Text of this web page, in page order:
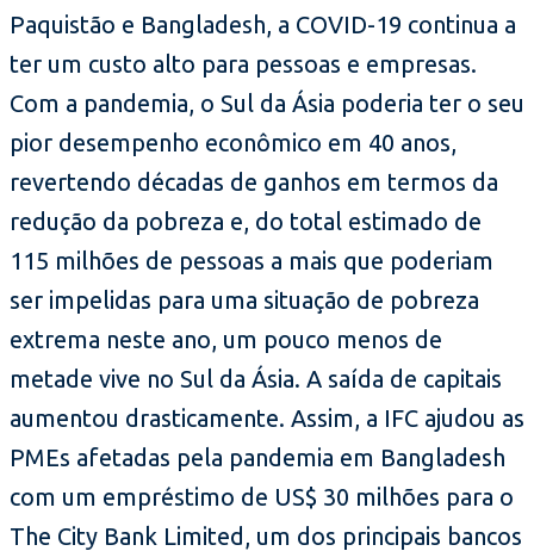
Paquistão e Bangladesh, a COVID-19 continua a
ter um custo alto para pessoas e empresas.
Com a pandemia, o Sul da Ásia poderia ter o seu
pior desempenho econômico em 40 anos,
revertendo décadas de ganhos em termos da
redução da pobreza e, do total estimado de
115 milhões de pessoas a mais que poderiam
ser impelidas para uma situação de pobreza
extrema neste ano, um pouco menos de
metade vive no Sul da Ásia. A saída de capitais
aumentou drasticamente. Assim, a IFC ajudou as
PMEs afetadas pela pandemia em Bangladesh
com um empréstimo de US$ 30 milhões para o
The City Bank Limited, um dos principais bancos